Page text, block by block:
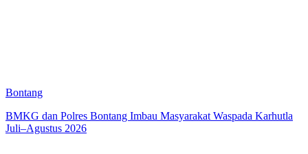
Bontang
BMKG dan Polres Bontang Imbau Masyarakat Waspada Karhutla
Juli–Agustus 2026